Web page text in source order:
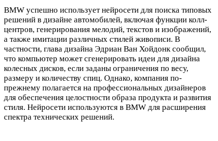
BMW успешно использует нейросети для поиска типовых
решений в дизайне автомобилей, включая функции колл-
центров, генерирования мелодий, текстов и изображений,
а также имитации различных стилей живописи. В
частности, глава дизайна Эдриан Ван Хойдонк сообщил,
что компьютер может сгенерировать идеи для дизайна
колесных дисков, если заданы ограничения по весу,
размеру и количеству спиц. Однако, компания по-
прежнему полагается на профессиональных дизайнеров
для обеспечения целостности образа продукта и развития
стиля. Нейросети используются в BMW для расширения
спектра технических решений.